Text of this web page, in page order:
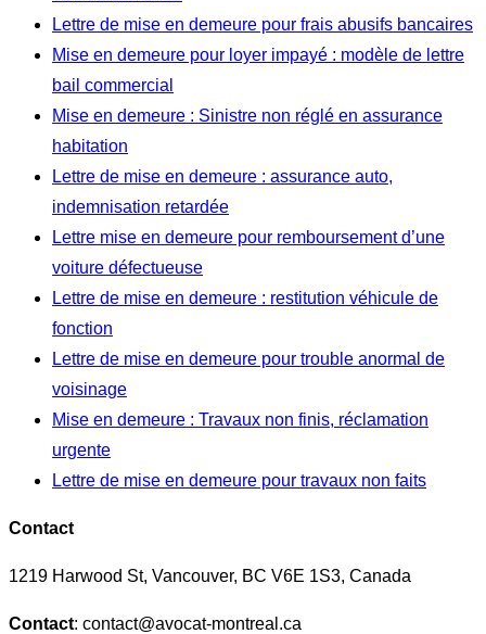
Lettre de mise en demeure pour frais abusifs bancaires
Mise en demeure pour loyer impayé : modèle de lettre
bail commercial
Mise en demeure : Sinistre non réglé en assurance
habitation
Lettre de mise en demeure : assurance auto,
indemnisation retardée
Lettre mise en demeure pour remboursement d’une
voiture défectueuse
Lettre de mise en demeure : restitution véhicule de
fonction
Lettre de mise en demeure pour trouble anormal de
voisinage
Mise en demeure : Travaux non finis, réclamation
urgente
Lettre de mise en demeure pour travaux non faits
Contact
1219 Harwood St, Vancouver, BC V6E 1S3, Canada
Contact: contact@avocat-montreal.ca